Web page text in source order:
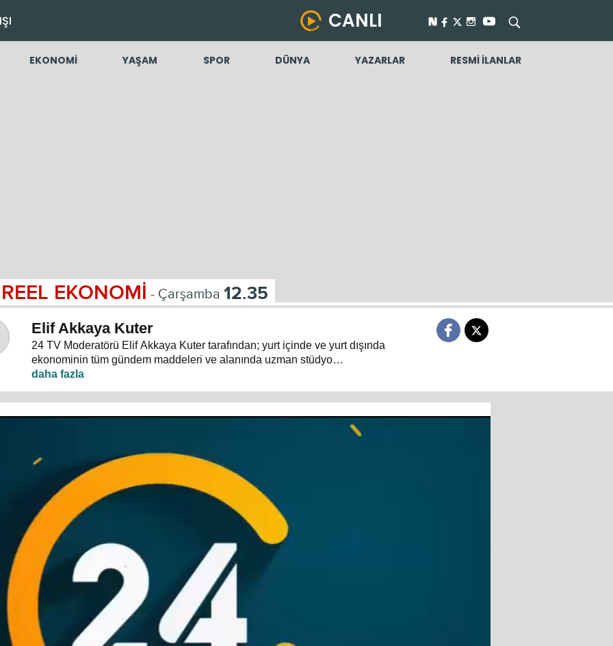
CANLI
EKONOMİ YAŞAM SPOR DÜNYA YAZARLAR RESMİ İLANLAR
REEL EKONOMİ - Çarşamba 12.35
Elif Akkaya Kuter
24 TV Moderatörü Elif Akkaya Kuter tarafından; yurt içinde ve yurt dışında
ekonominin tüm gündem maddeleri ve alanında uzman stüdyo
konuklarıyla sebep sonuç ilişkileri analiz ediliyor.